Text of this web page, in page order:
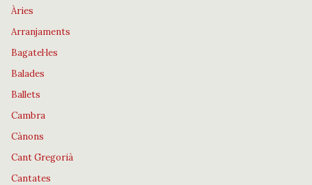
Àries
Arranjaments
Bagatel·les
Balades
Ballets
Cambra
Cànons
Cant Gregorià
Cantates